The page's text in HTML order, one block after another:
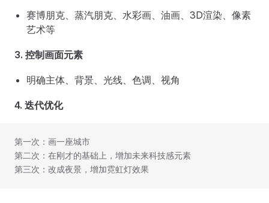
赛博朋克、蒸汽朋克、水彩画、油画、3D渲染、像素
艺术等
3. 控制画面元素
明确主体、背景、光线、色调、视角
4. 迭代优化
第一次：画一座城市
第二次：在刚才的基础上，增加未来科技感元素
第三次：改成夜景，增加霓虹灯效果